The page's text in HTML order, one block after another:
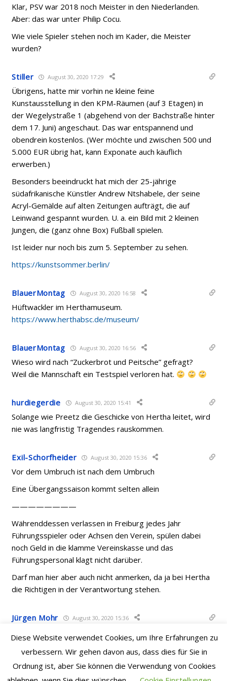
Klar, PSV war 2018 noch Meister in den Niederlanden.
Aber: das war unter Philip Cocu.
Wie viele Spieler stehen noch im Kader, die Meister
wurden?
Stiller August 30, 2020 17:29
Übrigens, hatte mir vorhin ne kleine feine
Kunstausstellung in den KPM-Räumen (auf 3 Etagen) in
der Wegelystraße 1 (abgehend von der Bachstraße hinter
dem 17. Juni) angeschaut. Das war entspannend und
obendrein kostenlos. (Wer möchte und zwischen 500 und
5.000 EUR übrig hat, kann Exponate auch käuflich
erwerben.)
Besonders beeindruckt hat mich der 25-jährige
südafrikanische Künstler Andrew Ntshabele, der seine
Acryl-Gemälde auf alten Zeitungen aufträgt, die auf
Leinwand gespannt wurden. U. a. ein Bild mit 2 kleinen
Jungen, die (ganz ohne Box) Fußball spielen.
Ist leider nur noch bis zum 5. September zu sehen.
https://kunstsommer.berlin/
BlauerMontag August 30, 2020 16:58
Hüftwackler im Herthamuseum.
https://www.herthabsc.de/museum/
BlauerMontag August 30, 2020 16:56
Wieso wird nach “Zuckerbrot und Peitsche” gefragt?
Weil die Mannschaft ein Testspiel verloren hat.
hurdiegerdie August 30, 2020 15:41
Solange wie Preetz die Geschicke von Hertha leitet, wird
nie was langfristig Tragendes rauskommen.
Exil-Schorfheider August 30, 2020 15:36
Vor dem Umbruch ist nach dem Umbruch
Eine Übergangssaison kommt selten allein
————————
Währenddessen verlassen in Freiburg jedes Jahr
Führungsspieler oder Achsen den Verein, spülen dabei
noch Geld in die klamme Vereinskasse und das
Führungspersonal klagt nicht darüber.
Darf man hier aber auch nicht anmerken, da ja bei Hertha
die Richtigen in der Verantwortung stehen.
Jürgen Mohr August 30, 2020 15:36
Spieler zu brechen und den Trainer in Frage zu stellen ist
bei aller berechtigten Kritik derzeit nicht sinnvoll. Ich setze
dadrauf das Bruno mit dem Team das hinbekommt. Aber
Diese Website verwendet Cookies, um Ihre Erfahrungen zu
verbessern. Wir gehen davon aus, dass dies für Sie in
Ordnung ist, aber Sie können die Verwendung von Cookies